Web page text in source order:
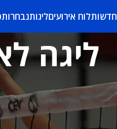
חדשותלוח אירועיםליגותנבחרות
ליגה